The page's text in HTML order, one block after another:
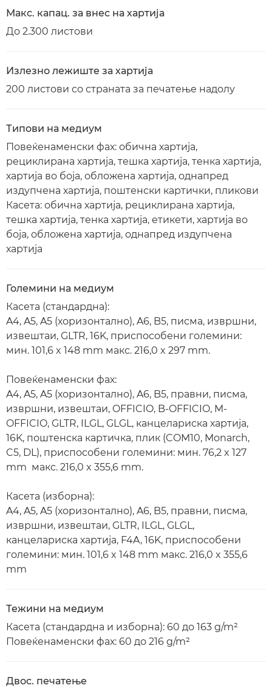
Макс. капац. за внес на хартија
До 2.300 листови
Излезно лежиште за хартија
200 листови со страната за печатење надолу
Типови на медиум
Повеќенаменски фах: обична хартија,
рециклирана хартија, тешка хартија, тенка хартија,
хартија во боја, обложена хартија, однапред
издупчена хартија, поштенски картички, пликови
Касета: обична хартија, рециклирана хартија,
тешка хартија, тенка хартија, етикети, хартија во
боја, обложена хартија, однапред издупчена
хартија
Големини на медиум
Касета (стандардна):
A4, A5, A5 (хоризонтално), A6, B5, писма, извршни,
извештаи, GLTR, 16K, приспособени големини:
мин. 101,6 x 148 mm макс. 216,0 x 297 mm.
Повеќенаменски фах:
A4, A5, A5 (хоризонтално), A6, B5, правни, писма,
извршни, извештаи, OFFICIO, B-OFFICIO, M-
OFFICIO, GLTR, ILGL, GLGL, канцелариска хартија,
16K, поштенска картичка, плик (COM10, Monarch,
C5, DL), приспособени големини: мин. 76,2 x 127
mm макс. 216,0 x 355,6 mm.
Касета (изборна):
A4, A5, A5 (хоризонтално), A6, B5, правни, писма,
извршни, извештаи, GLTR, ILGL, GLGL,
канцелариска хартија, F4A, 16K, приспособени
големини: мин. 101,6 x 148 mm макс. 216,0 x 355,6
mm
Тежини на медиум
Касета (стандардна и изборна): 60 до 163 g/m²
Повеќенаменски фах: 60 до 216 g/m²
Двос. печатење